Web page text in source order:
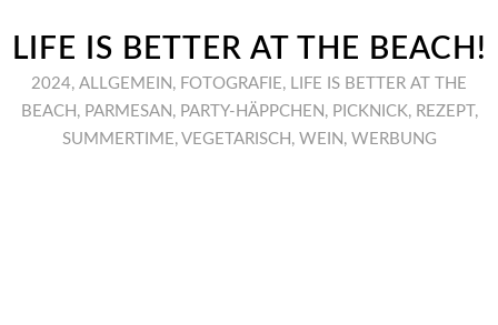
LIFE IS BETTER AT THE BEACH!
2024, ALLGEMEIN , FOTOGRAFIE, LIFE IS BETTER AT THE
BEACH , PARMESAN , PARTY-HÄPPCHEN , PICKNICK, REZEPT ,
SUMMERTIME, VEGETARISCH , WEIN , WERBUNG